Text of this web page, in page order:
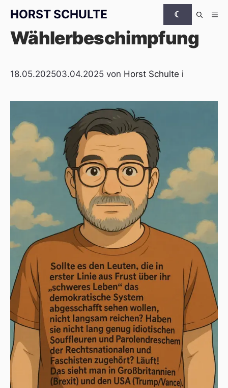
HORST SCHULTE ☾
Wählerbeschimpfung
18.05.202503.04.2025 von Horst Schulte i